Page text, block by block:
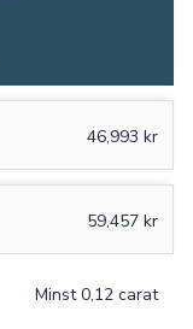
46,993 kr
59,457 kr
Minst 0,12 carat